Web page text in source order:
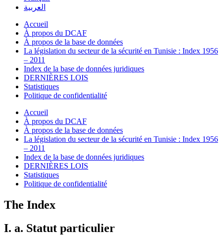
العربية
Accueil
À propos du DCAF
À propos de la base de données
La législation du secteur de la sécurité en Tunisie : Index 1956
– 2011
Index de la base de données juridiques
DERNIÈRES LOIS
Statistiques
Politique de confidentialité
Accueil
À propos du DCAF
À propos de la base de données
La législation du secteur de la sécurité en Tunisie : Index 1956
– 2011
Index de la base de données juridiques
DERNIÈRES LOIS
Statistiques
Politique de confidentialité
The Index
I. a. Statut particulier